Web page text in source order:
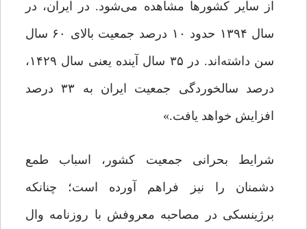
از سایر کشورها مشاهده می‌شود. در ایران، در
سال ۱۳۹۴ حدود ۱۰ درصد جمعیت بالای ۶۰ سال
سن داشته‌اند. در ۳۵ سال آینده یعنی سال ۱۴۲۹،
درصد سالخوردگی جمعیت ایران به ۳۳ درصد
افزایش خواهد یافت.»
شرایط بحرانی جمعیت کشور، اسباب طمع
دشمنان را نیز فراهم آورده است؛ چنانکه
برژینسکی در مصاحبه معروفش با روزنامه وال